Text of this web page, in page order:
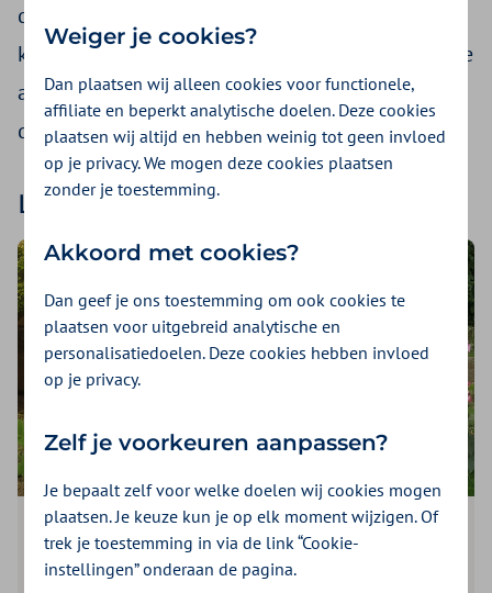
dagelijkse werk. Omdat we geloven dat het de
kwaliteit van de zorg verbetert. Hieronder lees je
aantal voorbeelden van praktische oplossingen
die de zorg toegankelijker maken.
Laatste artikelen
Artikel| 4 minuten lezen
Leren leven met minder energie
Weiger je cookies?
Dan plaatsen wij alleen cookies voor functionele,
affiliate en beperkt analytische doelen. Deze cookies
plaatsen wij altijd en hebben weinig tot geen invloed
op je privacy. We mogen deze cookies plaatsen
zonder je toestemming.
Akkoord met cookies?
Dan geef je ons toestemming om ook cookies te
plaatsen voor uitgebreid analytische en
personalisatiedoelen. Deze cookies hebben invloed
op je privacy.
Zelf je voorkeuren aanpassen?
Je bepaalt zelf voor welke doelen wij cookies mogen
plaatsen. Je keuze kun je op elk moment wijzigen. Of
trek je toestemming in via de link “Cookie-
instellingen” onderaan de pagina.